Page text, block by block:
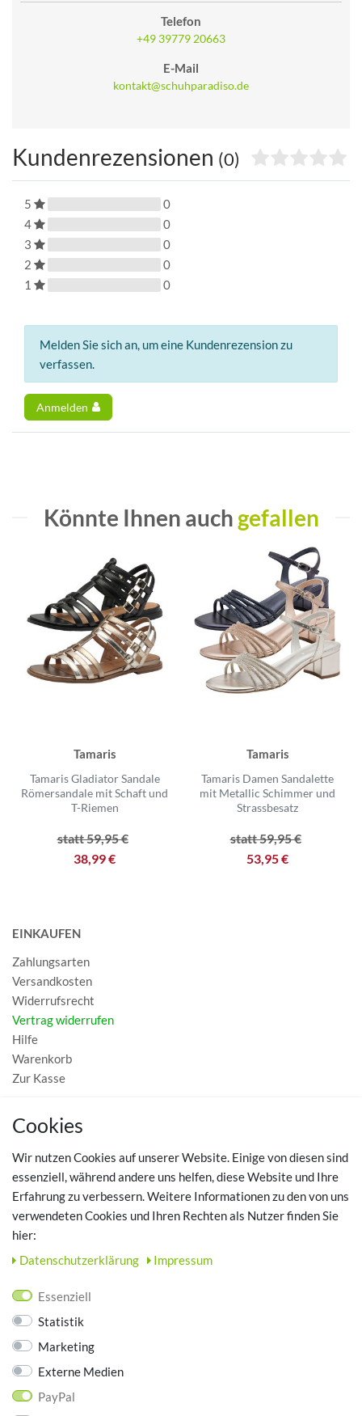
Telefon
+49 39779 20663
E-Mail
kontakt@schuhparadiso.de
Kundenrezensionen (0)
5
0
4
0
3
0
2
0
1
0
Melden Sie sich an, um eine Kundenrezension zu
verfassen.
Anmelden
Könnte Ihnen auch gefallen
Tamaris
Tamaris Gladiator Sandale
Römersandale mit Schaft und
T-Riemen
statt 59,95 €
38,99 €
Tamaris
Tamaris Damen Sandalette
mit Metallic Schimmer und
Strassbesatz
statt 59,95 €
53,95 €
EINKAUFEN
Zahlungsarten
Versandkosten
Widerrufsrecht
Vertrag widerrufen
Hilfe
Warenkorb
Zur Kasse
MEIN KONTO
TOP SCHUHTHEMEN
Hausschuhe - Bequeme Schuhe für zuhause
Datenschutz
AGB
Impressum
ZAHLUNGSARTEN
Cookies
Wir nutzen Cookies auf unserer Website. Einige von diesen sind
essenziell, während andere uns helfen, diese Website und Ihre
Erfahrung zu verbessern. Weitere Informationen zu den von uns
verwendeten Cookies und Ihren Rechten als Nutzer finden Sie
hier:
Daten­schutz­erklärung
Impressum
Essenziell
Statistik
Marketing
Externe Medien
PayPal